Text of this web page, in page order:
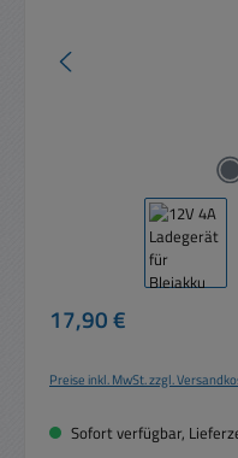
Regulärer Preis:
17,90 €
Preise inkl. MwSt. zzgl.
Sofort verfügbar,